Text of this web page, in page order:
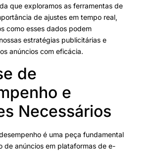
que exploramos as ferramentas de
de ajustes em tempo real,
como esses dados podem
estratégias publicitárias e
anúncios com eficácia.
de
e
Necessários
é uma peça fundamental
de anúncios em plataformas de e-